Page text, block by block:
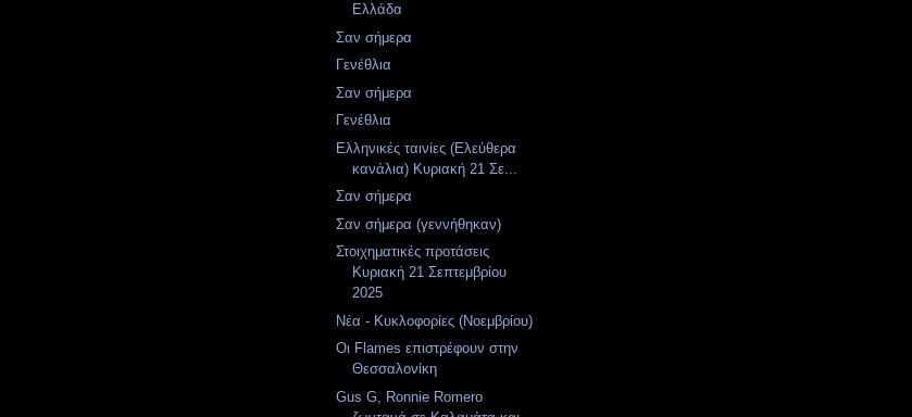
Ελλάδα
Σαν σήμερα
Γενέθλια
Σαν σήμερα
Γενέθλια
Ελληνικές ταινίες (Ελεύθερα
κανάλια) Κυριακή 21 Σε...
Σαν σήμερα
Σαν σήμερα (γεννήθηκαν)
Στοιχηματικές προτάσεις
Κυριακή 21 Σεπτεμβρίου
2025
Νέα - Κυκλοφορίες (Νοεμβρίου)
Οι Flames επιστρέφουν στην
Θεσσαλονίκη
Gus G, Ronnie Romero